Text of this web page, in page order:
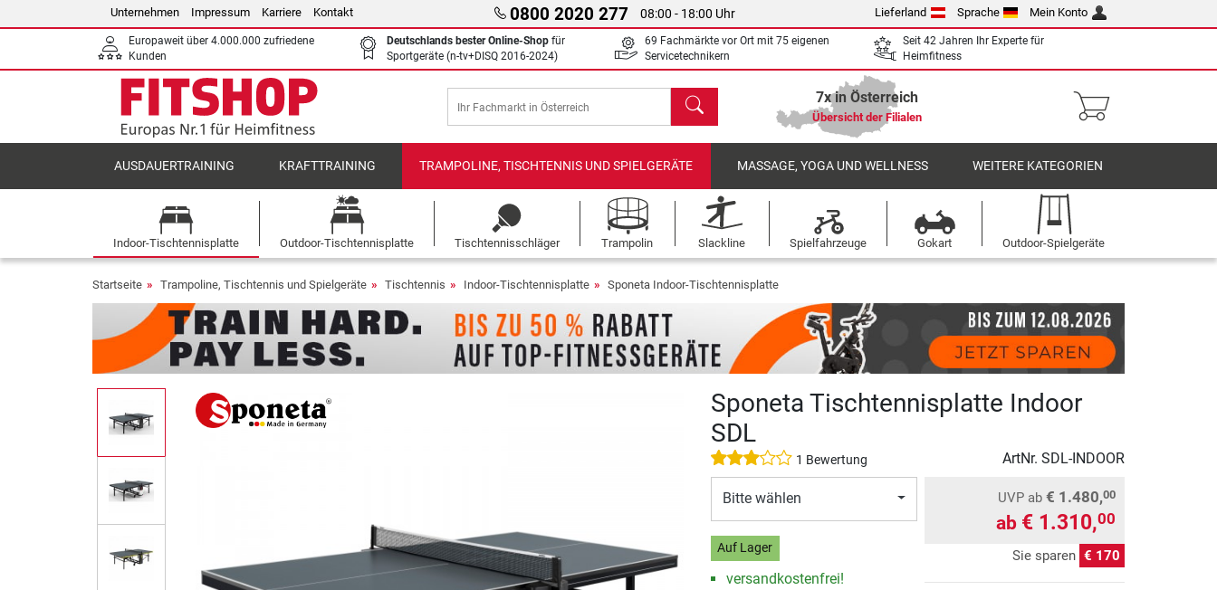
Unternehmen Impressum Karriere Kontakt 0800 2020 277 08:00 - 18:00 Uhr Lieferland Sprache Mein Konto
Europaweit über 4.000.000 zufriedene
Kunden
Deutschlands bester Online-Shop für
Sportgeräte (n-tv+DISQ 2016-2024)
69 Fachmärkte vor Ort mit 75 eigenen
Servicetechnikern
Seit 42 Jahren Ihr Experte für
Heimfitness
Suchen 7x in Österreich
Übersicht der Filialen
AUSDAUERTRAINING KRAFTTRAINING TRAMPOLINE, TISCHTENNIS UND SPIELGERÄTE MASSAGE, YOGA UND WELLNESS WEITERE KATEGORIEN
Indoor-Tischtennisplatte Outdoor-Tischtennisplatte Tischtennisschläger Trampolin Slackline Spielfahrzeuge Gokart Outdoor-Spielgeräte
Startseite Trampoline, Tischtennis und Spielgeräte Tischtennis Indoor-Tischtennisplatte Sponeta Indoor-Tischtennisplatte
Sponeta Tischtennisplatte Indoor
SDL
1 Bewertung ArtNr. SDL-INDOOR
Bitte wählen
Auf Lager
versandkostenfrei!
UVP ab € 1.480,00
ab € 1.310,00
Sie sparen € 170